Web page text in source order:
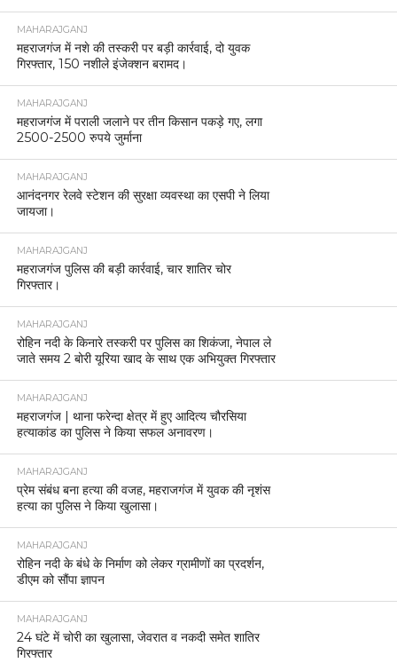
MAHARAJGANJ
महराजगंज में नशे की तस्करी पर बड़ी कार्रवाई, दो युवक
गिरफ्तार, 150 नशीले इंजेक्शन बरामद।
MAHARAJGANJ
महराजगंज में पराली जलाने पर तीन किसान पकड़े गए, लगा
2500-2500 रुपये जुर्माना
MAHARAJGANJ
आनंदनगर रेलवे स्टेशन की सुरक्षा व्यवस्था का एसपी ने लिया
जायजा।
MAHARAJGANJ
महराजगंज पुलिस की बड़ी कार्रवाई, चार शातिर चोर
गिरफ्तार।
MAHARAJGANJ
रोहिन नदी के किनारे तस्करी पर पुलिस का शिकंजा, नेपाल ले
जाते समय 2 बोरी यूरिया खाद के साथ एक अभियुक्त गिरफ्तार
MAHARAJGANJ
महराजगंज | थाना फरेन्दा क्षेत्र में हुए आदित्य चौरसिया
हत्याकांड का पुलिस ने किया सफल अनावरण।
MAHARAJGANJ
प्रेम संबंध बना हत्या की वजह, महराजगंज में युवक की नृशंस
हत्या का पुलिस ने किया खुलासा।
MAHARAJGANJ
रोहिन नदी के बंधे के निर्माण को लेकर ग्रामीणों का प्रदर्शन,
डीएम को सौंपा ज्ञापन
MAHARAJGANJ
24 घंटे में चोरी का खुलासा, जेवरात व नकदी समेत शातिर
गिरफ्तार